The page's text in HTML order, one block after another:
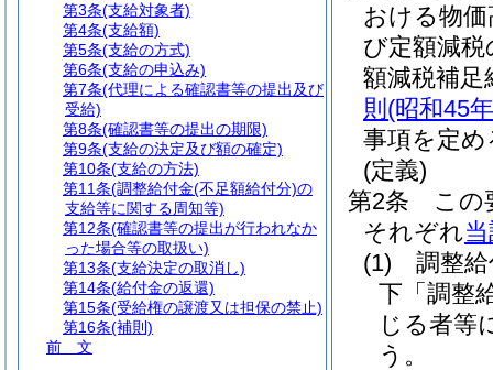
おける物
び定額減
額減税補足
則 (昭和45
事項を定
(定義)
第2条
この
それぞれ
(1)
調整
下「調整
じる者等
う。
第3条(支給対象者)
第4条(支給額)
第5条(支給の方式)
第6条(支給の申込み)
第7条(代理による確認書等の提出及び
受給)
第8条(確認書等の提出の期限)
第9条(支給の決定及び額の確定)
第10条(支給の方法)
第11条(調整給付金(不足額給付分)の
支給等に関する周知等)
第12条(確認書等の提出が行われなか
った場合等の取扱い)
第13条(支給決定の取消し)
第14条(給付金の返還)
第15条(受給権の譲渡又は担保の禁止)
第16条(補則)
前 文